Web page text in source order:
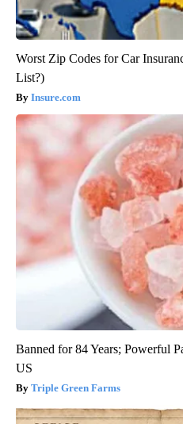
Worst Zip Codes for Car
List?)
Insure.com
Banned for 84 Years; Powerful
US
Triple Green Farms